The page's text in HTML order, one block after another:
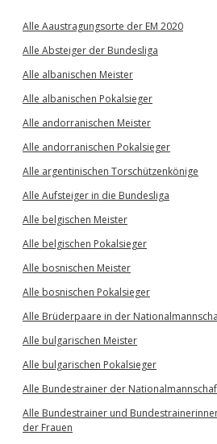
Alle Aaustragungsorte der EM 2020
Alle Absteiger der Bundesliga
Alle albanischen Meister
Alle albanischen Pokalsieger
Alle andorranischen Meister
Alle andorranischen Pokalsieger
Alle argentinischen Torschützenkönige
Alle Aufsteiger in die Bundesliga
Alle belgischen Meister
Alle belgischen Pokalsieger
Alle bosnischen Meister
Alle bosnischen Pokalsieger
Alle Brüderpaare in der
Alle bulgarischen Meister
Alle bulgarischen Pokalsieger
Alle Bundestrainer der
Alle Bundestrainer und
der Frauen